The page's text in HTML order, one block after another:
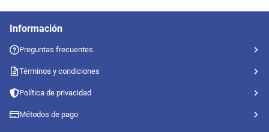
Información
Preguntas frecuentes
Términos y condiciones
Política de privacidad
Métodos de pago